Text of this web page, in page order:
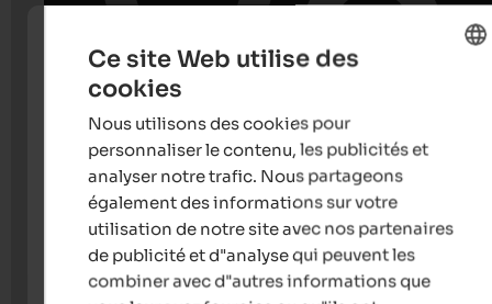
Ce site Web utilise des
cookies
Nous utilisons des cookies pour
personnaliser le contenu, les publicités et
analyser notre trafic. Nous partageons
également des informations sur votre
utilisation de notre site avec nos partenaires
de publicité et d"analyse qui peuvent les
combiner avec d"autres informations que